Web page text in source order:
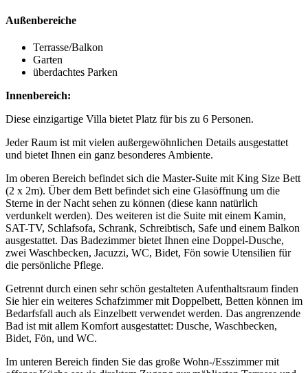
Außenbereiche
Terrasse/Balkon
Garten
überdachtes Parken
Innenbereich:
Diese einzigartige Villa bietet Platz für bis zu 6 Personen.
Jeder Raum ist mit vielen außergewöhnlichen Details ausgestattet
und bietet Ihnen ein ganz besonderes Ambiente.
Im oberen Bereich befindet sich die Master-Suite mit King Size Bett
(2 x 2m). Über dem Bett befindet sich eine Glasöffnung um die
Sterne in der Nacht sehen zu können (diese kann natürlich
verdunkelt werden). Des weiteren ist die Suite mit einem Kamin,
SAT-TV, Schlafsofa, Schrank, Schreibtisch, Safe und einem Balkon
ausgestattet. Das Badezimmer bietet Ihnen eine Doppel-Dusche,
zwei Waschbecken, Jacuzzi, WC, Bidet, Fön sowie Utensilien für
die persönliche Pflege.
Getrennt durch einen sehr schön gestalteten Aufenthaltsraum finden
Sie hier ein weiteres Schafzimmer mit Doppelbett, Betten können im
Bedarfsfall auch als Einzelbett verwendet werden. Das angrenzende
Bad ist mit allem Komfort ausgestattet: Dusche, Waschbecken,
Bidet, Fön, und WC.
Im unteren Bereich finden Sie das große Wohn-/Esszimmer mit